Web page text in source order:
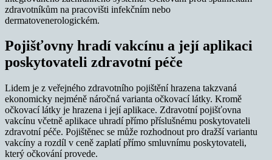
zdravotníkům na pracovišti infekčním nebo
dermatovenerologickém.
Pojišťovny hradí vakcínu a její aplikaci
poskytovateli zdravotní péče
Lidem je z veřejného zdravotního pojištění hrazena takzvaná
ekonomicky nejméně náročná varianta očkovací látky. Kromě
očkovací látky je hrazena i její aplikace. Zdravotní pojišťovna
vakcínu včetně aplikace uhradí přímo příslušnému poskytovateli
zdravotní péče. Pojištěnec se může rozhodnout pro dražší variantu
vakcíny a rozdíl v ceně zaplatí přímo smluvnímu poskytovateli,
který očkování provede.